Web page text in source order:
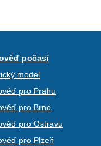
počasí
model
pro Prahu
pro Brno
pro Ostravu
pro Plzeň